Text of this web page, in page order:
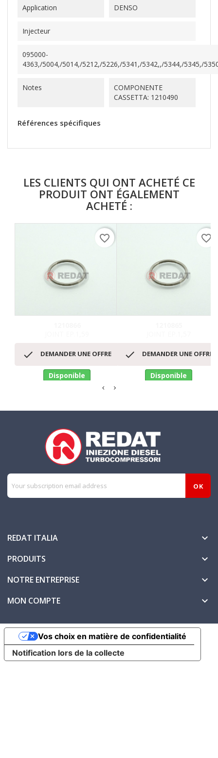
Application DENSO
Injecteur
095000-
4363,/5004,/5014,/5212,/5226,/5341,/5342,,/5344,/5345,/
Notes
COMPONENTE
CASSETTA: 1210490
Références spécifiques
LES CLIENTS QUI ONT ACHETÉ CE
PRODUIT ONT ÉGALEMENT
ACHETÉ :
 DEMANDER UNE OFFRE
Disponible
favorite_border
 DEMANDER UNE OFFRE
Disponible
favorite_border
REDAT ITALIA 
PRODUITS 
NOTRE ENTREPRISE 
MON COMPTE 
Notification lors de la collecte
Vos choix en matière de confidentialité